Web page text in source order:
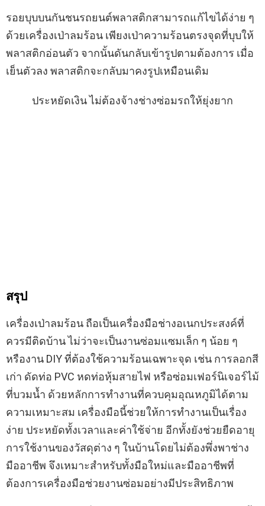
รอยบุบบนกันชนรถยนต์พลาสติกสามารถแก้ไขได้ง่าย ๆ
ด้วยเครื่องเป่าลมร้อน เพียงเป่าความร้อนตรงจุดที่บุบให้
พลาสติกอ่อนตัว จากนั้นดันกลับเข้ารูปตามต้องการ เมื่อ
เย็นตัวลง พลาสติกจะกลับมาคงรูปเหมือนเดิม
ประหยัดเงิน ไม่ต้องจ้างช่างซ่อมรถให้ยุ่งยาก
สรุป
เครื่องเป่าลมร้อน ถือเป็นเครื่องมือช่างอเนกประสงค์ที่
ควรมีติดบ้าน ไม่ว่าจะเป็นงานซ่อมแซมเล็ก ๆ น้อย ๆ
หรืองาน DIY ที่ต้องใช้ความร้อนเฉพาะจุด เช่น การลอกสี
เก่า ดัดท่อ PVC หดท่อหุ้มสายไฟ หรือซ่อมเฟอร์นิเจอร์ไม้
ที่บวมน้ำ ด้วยหลักการทำงานที่ควบคุมอุณหภูมิได้ตาม
ความเหมาะสม เครื่องมือนี้ช่วยให้การทำงานเป็นเรื่อง
ง่าย ประหยัดทั้งเวลาและค่าใช้จ่าย อีกทั้งยังช่วยยืดอายุ
การใช้งานของวัสดุต่าง ๆ ในบ้านโดยไม่ต้องพึ่งพาช่าง
มืออาชีพ จึงเหมาะสำหรับทั้งมือใหม่และมืออาชีพที่
ต้องการเครื่องมือช่วยงานซ่อมอย่างมีประสิทธิภาพ